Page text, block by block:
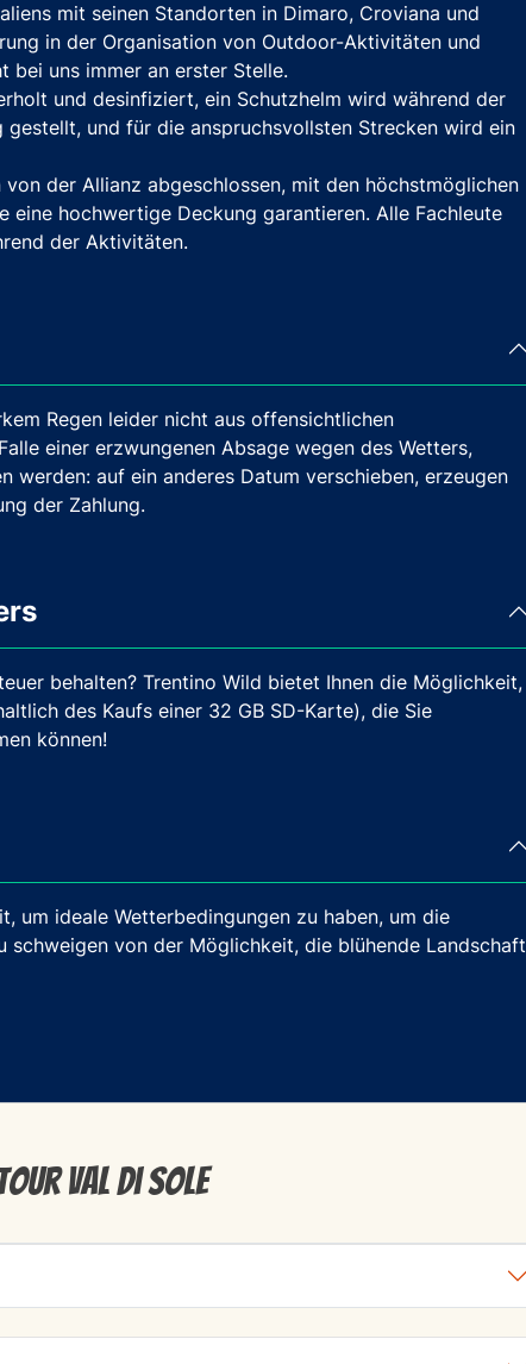
mit seinen Standorten in Dimaro, Croviana und
in der Organisation von Outdoor-Aktivitäten und
bei uns immer an erster Stelle.
und desinfiziert, ein Schutzhelm wird während der
und für die anspruchsvollsten Strecken wird ein
der Allianz abgeschlossen, mit den höchstmöglichen
eine hochwertige Deckung garantieren. Alle Fachleute
der Aktivitäten.
Regen leider nicht aus offensichtlichen
einer erzwungenen Absage wegen des Wetters,
werden: auf ein anderes Datum verschieben, erzeugen
der Zahlung.
behalten? Trentino Wild bietet Ihnen die Möglichkeit,
des Kaufs einer 32 GB SD-Karte), die Sie
können!
um ideale Wetterbedingungen zu haben, um die
von der Möglichkeit, die blühende Landschaft
Val di Sole